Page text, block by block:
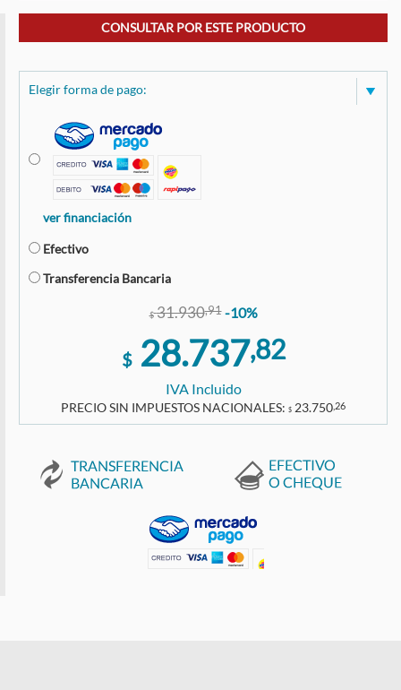
CONSULTAR POR ESTE PRODUCTO
Elegir forma de pago:
ver financiación
Efectivo
Transferencia Bancaria
$ 31.930,91 -10%
$ 28.737,82
IVA Incluido
PRECIO SIN IMPUESTOS NACIONALES: $ 23.750 ,26